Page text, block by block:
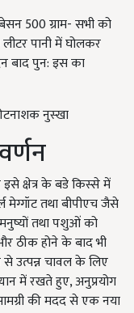
500 ग्राम- सभी को
पानी में घोलकर
बाद पुन: इस का
नुस्खा
क्षेत्र के बडे किस्से में
मेग्गॉट तथा बीपीएच जैसे
मनुष्यों तथा पशुओं को
और ठीक होने के बाद भी
उत्पन्न चावल के लिए
में रखते हुए, अनुप्रयोग
की मदद से एक नया